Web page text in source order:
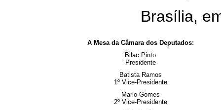
Brasília,
A Mesa da Câmara dos Deputados:
Bilac Pinto
Presidente
Batista Ramos
1º Vice-Presidente
Mario Gomes
2º Vice-Presidente